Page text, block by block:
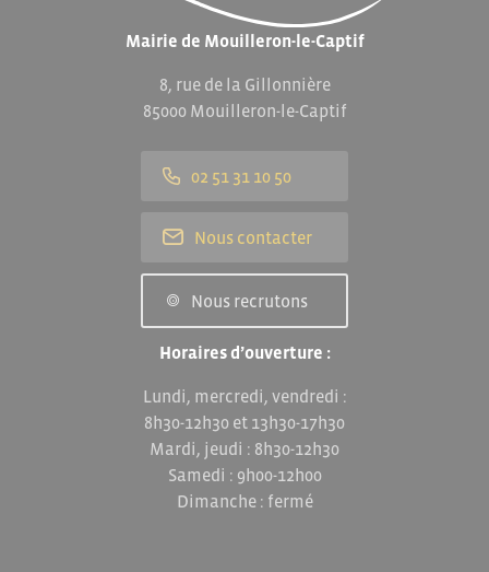
Mairie de Mouilleron-le-Captif
8, rue de la Gillonnière
85000 Mouilleron-le-Captif
02 51 31 10 50
Nous contacter
Nous recrutons
Horaires d’ouverture :
Lundi, mercredi, vendredi :
8h30-12h30 et 13h30-17h30
Mardi, jeudi : 8h30-12h30
Samedi : 9h00-12h00
Dimanche : fermé